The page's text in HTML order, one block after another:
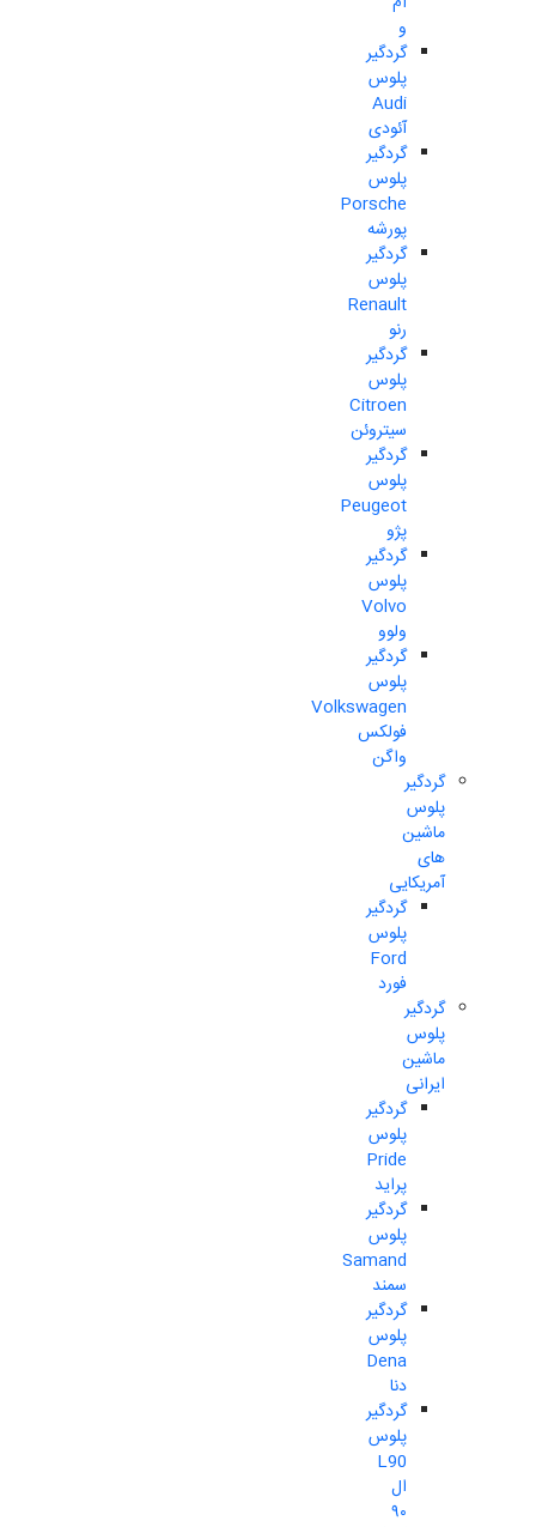
و
گردگیر
پلوس
Audi
آئودی
گردگیر
پلوس
Porsche
پورشه
گردگیر
پلوس
Renault
رنو
گردگیر
پلوس
Citroen
سیتروئن
گردگیر
پلوس
Peugeot
پژو
گردگیر
پلوس
Volvo
ولوو
گردگیر
پلوس
Volkswagen
فولکس
واگن
گردگیر
پلوس
ماشین
های
آمریکایی
گردگیر
پلوس
Ford
فورد
گردگیر
پلوس
ماشین
ایرانی
گردگیر
پلوس
Pride
پراید
گردگیر
پلوس
Samand
سمند
گردگیر
پلوس
Dena
دنا
گردگیر
پلوس
L90
ال
۹۰